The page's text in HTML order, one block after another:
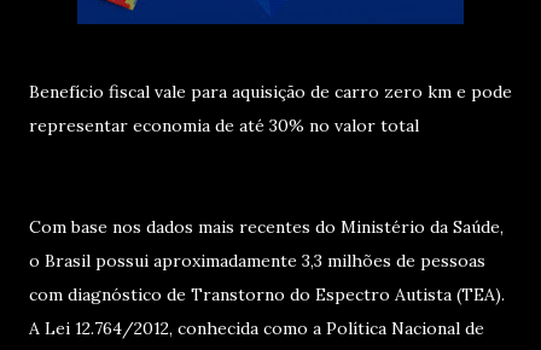
Benefício fiscal vale para aquisição de carro zero km e pode
representar economia de até 30% no valor total
Com base nos dados mais recentes do Ministério da Saúde,
o Brasil possui aproximadamente 3,3 milhões de pessoas
com diagnóstico de Transtorno do Espectro Autista (TEA).
A Lei 12.764/2012, conhecida como a Política Nacional de